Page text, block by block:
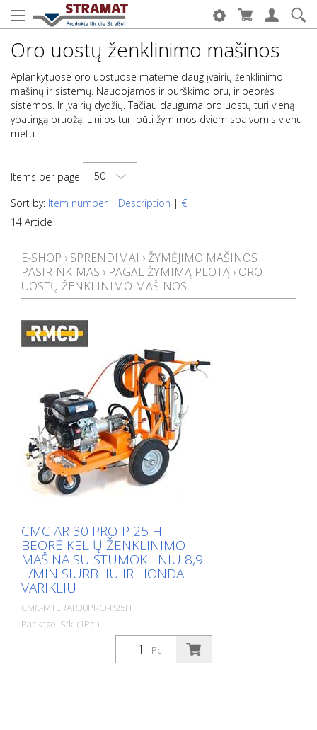
Oro uostų ženklinimo mašinos
Aplankytuose oro uostuose matėme daug įvairių ženklinimo
mašinų ir sistemų. Naudojamos ir purškimo oru, ir beorės
sistemos. Ir įvairių dydžių. Tačiau dauguma oro uostų turi vieną
ypatingą bruožą. Linijos turi būti žymimos dviem spalvomis vienu
metu.
Items per page
50
Sort by: Item number | Description | €
14 Article
E-SHOP › SPRENDIMAI ›ŽYMĖJIMO MAŠINOS
PASIRINKIMAS › PAGAL ŽYMIMĄ PLOTĄ › ORO
UOSTŲ ŽENKLINIMO MAŠINOS
CMC AR 30 PRO-P 25 H -
BEORĖ KELIŲ ŽENKLINIMO
MAŠINA SU STŪMOKLINIU 8,9
L/MIN SIURBLIU IR HONDA
VARIKLIU
CMC-MTLRAR30PRO-P25H
Package: Stk. (1Pc.)
Pc.